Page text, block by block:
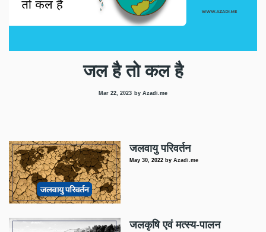
जल है तो कल है
Mar 22, 2023 by Azadi.me
जलवायु परिवर्तन
May 30, 2022 byAzadi.me
जलकृषि एवं मत्स्य-पालन